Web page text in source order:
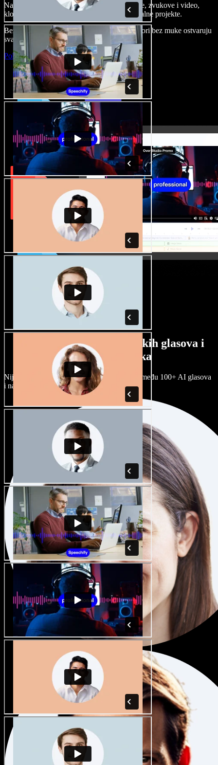
Napravite voice overe, dodajte besplatne slike, zvukove i video,
klonirajte svoj glas i složite sjajne audio-vizualne projekte.
Bez učenja i sve dostupno u pregledniku, autori bez muke ostvaruju
svaku kreativnu ideju.
Pokreni Studio
Veliki izbor muških i ženskih glasova i
raznih naglasaka
Nijedan projekt ne mora zvučati isto. Birajte među 100+ AI glasova
i naglasaka i prilagodite ih sebi.